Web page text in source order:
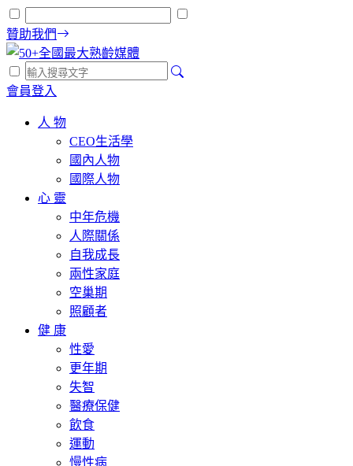
贊助我們
會員登入
人 物
CEO生活學
國內人物
國際人物
心 靈
中年危機
人際關係
自我成長
兩性家庭
空巢期
照顧者
健 康
性愛
更年期
失智
醫療保健
飲食
運動
慢性病